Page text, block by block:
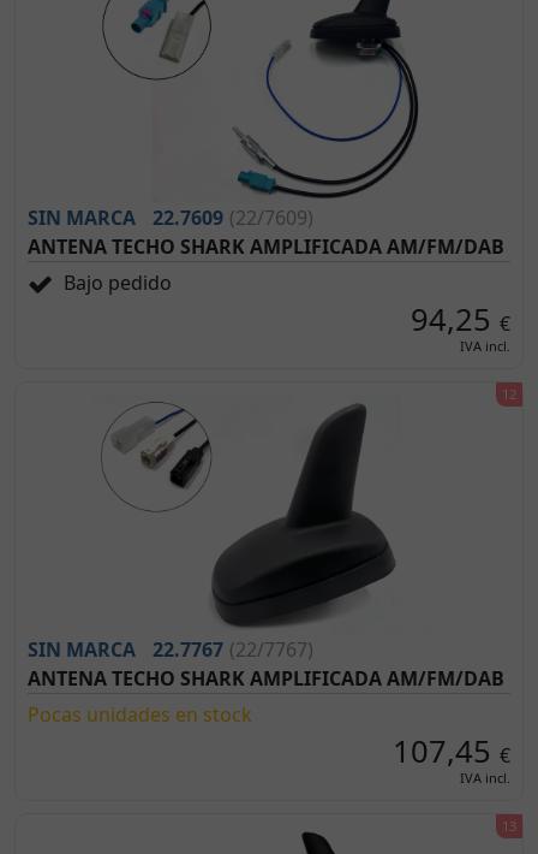
SIN MARCA 22.7609 (22/7609)
ANTENA TECHO SHARK AMPLIFICADA AM/FM/DAB
Bajo pedido
94,25 €
IVA incl.
SIN MARCA 22.7767 (22/7767)
ANTENA TECHO SHARK AMPLIFICADA AM/FM/DAB
Pocas unidades en stock
107,45 €
IVA incl.